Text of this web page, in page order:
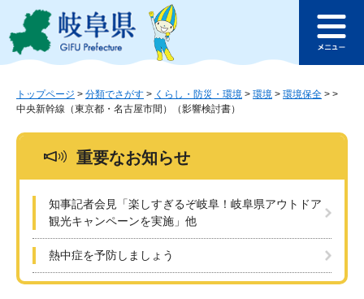
ジ
ュ
このページの本文へ
ュ
トップページ > 分類でさがす > くらし・防災・環境 > 環境 > 環境保全 > >
中央新幹線（東京都・名古屋市間）（影響検討書）
重要なお知らせ
知事記者会見「楽しすぎるぞ岐阜！岐阜県アウトドア
観光キャンペーンを実施」他
熱中症を予防しましょう